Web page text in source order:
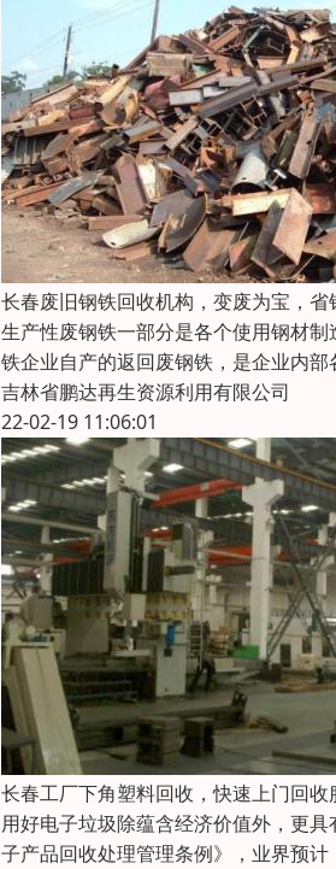
长春废旧钢铁回收机构，变废为宝，省
生产性废钢铁一部分是各个使用钢材
铁企业自产的返回废钢铁，是企业内
吉林省鹏达再生资源利用有限公司
22-02-19 11:06:01
长春工厂下角塑料回收，快速上门回收
用好电子垃圾除蕴含经济价值外，更
子产品回收处理管理条例》，业界预